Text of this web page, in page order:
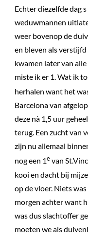
Echter diezelfde dag
weduwmannen
weer bovenop de
en bleven als
kwamen later van
miste ik er 1. Wat ik
herhalen want het
Barcelona van
deze nà 1,5 uur
terug. Een zucht van
zijn nu allemaal
nog een 1evan
kooi en dacht bij
op de vloer. Niets
morgen achter want
was dus slachtoffer
moeten we als